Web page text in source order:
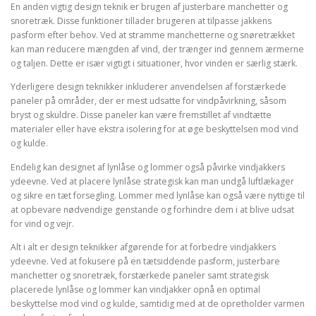
En anden vigtig design teknik er brugen af justerbare manchetter og
snoretræk. Disse funktioner tillader brugeren at tilpasse jakkens
pasform efter behov. Ved at stramme manchetterne og snøretrækket
kan man reducere mængden af vind, der trænger ind gennem ærmerne
og taljen. Dette er især vigtigt i situationer, hvor vinden er særlig stærk.
Yderligere design teknikker inkluderer anvendelsen af forstærkede
paneler på områder, der er mest udsatte for vindpåvirkning, såsom
bryst og skuldre. Disse paneler kan være fremstillet af vindtætte
materialer eller have ekstra isolering for at øge beskyttelsen mod vind
og kulde.
Endelig kan designet af lynlåse og lommer også påvirke vindjakkers
ydeevne. Ved at placere lynlåse strategisk kan man undgå luftlækager
og sikre en tæt forsegling. Lommer med lynlåse kan også være nyttige til
at opbevare nødvendige genstande og forhindre dem i at blive udsat
for vind og vejr.
Alt i alt er design teknikker afgørende for at forbedre vindjakkers
ydeevne. Ved at fokusere på en tætsiddende pasform, justerbare
manchetter og snoretræk, forstærkede paneler samt strategisk
placerede lynlåse og lommer kan vindjakker opnå en optimal
beskyttelse mod vind og kulde, samtidig med at de opretholder varmen